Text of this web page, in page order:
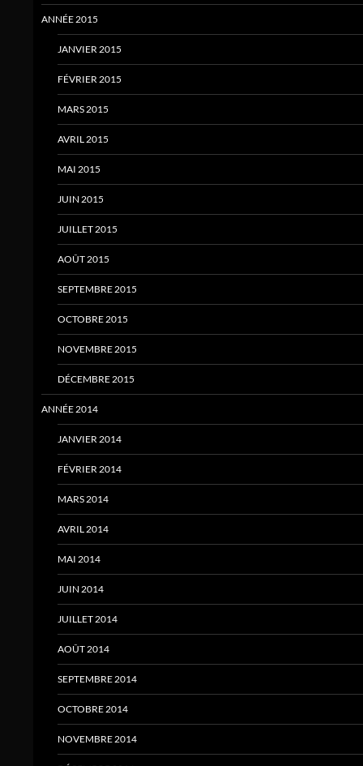
ANNÉE 2015
JANVIER 2015
FÉVRIER 2015
MARS 2015
AVRIL 2015
MAI 2015
JUIN 2015
JUILLET 2015
AOÛT 2015
SEPTEMBRE 2015
OCTOBRE 2015
NOVEMBRE 2015
DÉCEMBRE 2015
ANNÉE 2014
JANVIER 2014
FÉVRIER 2014
MARS 2014
AVRIL 2014
MAI 2014
JUIN 2014
JUILLET 2014
AOÛT 2014
SEPTEMBRE 2014
OCTOBRE 2014
NOVEMBRE 2014